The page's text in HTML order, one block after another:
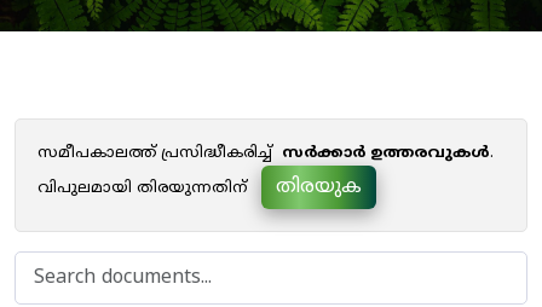
സമീപകാലത്ത് പ്രസിദ്ധീകരിച്ച് സർക്കാർ ഉത്തരവുകൾ.
വിപുലമായി തിരയുന്നതിന്
തിരയുക